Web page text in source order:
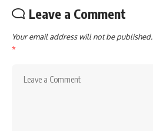
Leave a Comment
Your email address will not be published.
*